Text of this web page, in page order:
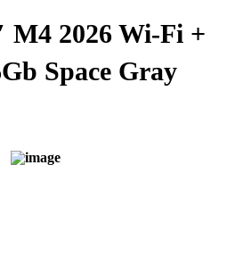
M4 2026 Wi-Fi +
Space Gray